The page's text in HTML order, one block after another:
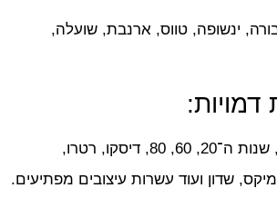
ינשופה, טווס, ארנבת, שועלה,
אלה יוונייה, לוחמת, שנות ה־20, 60, 80, דיסקו, רטרו,
שדון ועוד עשרות עיצובים מפתיעים.